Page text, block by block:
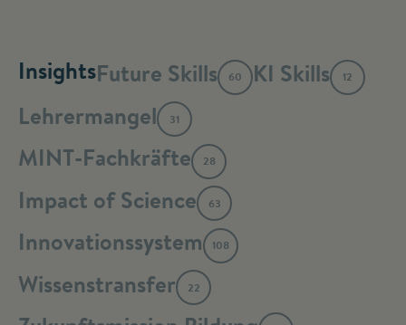
InsightsFuture Skills 60 KI Skills 12
Lehrermangel 31
MINT-Fachkräfte 28
Impact of Science 63
Innovationssystem 108
Wissenstransfer 22